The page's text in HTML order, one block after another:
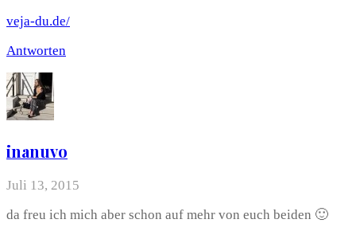
veja-du.de/
Antworten
inanuvo
Juli 13, 2015
da freu ich mich aber schon auf mehr von euch beiden 🙂